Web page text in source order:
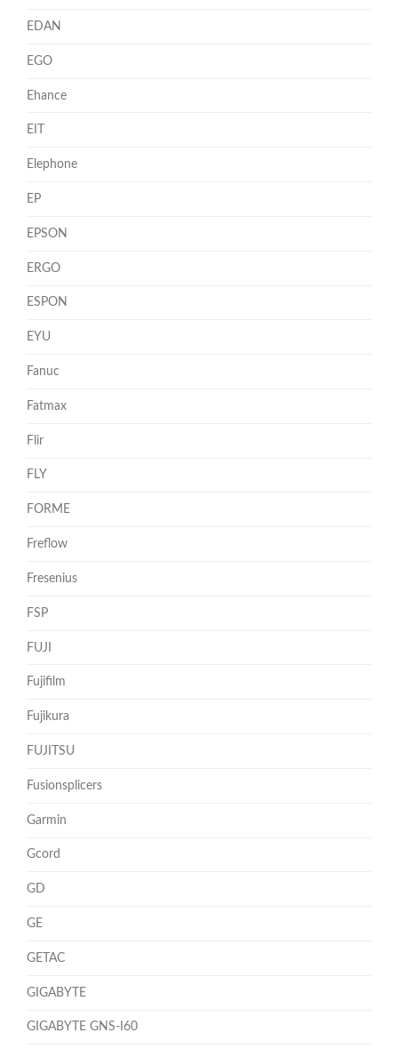
EDAN
EGO
Ehance
EIT
Elephone
EP
EPSON
ERGO
ESPON
EYU
Fanuc
Fatmax
Flir
FLY
FORME
Freflow
Fresenius
FSP
FUJI
Fujifilm
Fujikura
FUJITSU
Fusionsplicers
Garmin
Gcord
GD
GE
GETAC
GIGABYTE
GIGABYTE GNS-I60